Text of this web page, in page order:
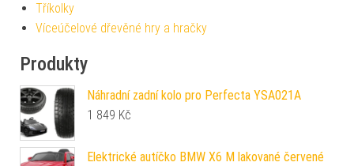
Tříkolky
Víceúčelové dřevěné hry a hračky
Produkty
Náhradní zadní kolo pro Perfecta YSA021A
1 849 Kč
Elektrické autíčko BMW X6 M lakované červené